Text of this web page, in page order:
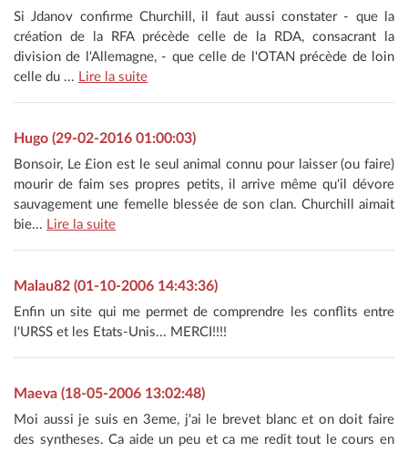
Si Jdanov confirme Churchill, il faut aussi constater - que la
création de la RFA précède celle de la RDA, consacrant la
division de l'Allemagne, - que celle de l'OTAN précède de loin
celle du ... Lire la suite
Hugo (29-02-2016 01:00:03)
Bonsoir, Le £ion est le seul animal connu pour laisser (ou faire)
mourir de faim ses propres petits, il arrive même qu'il dévore
sauvagement une femelle blessée de son clan. Churchill aimait
bie... Lire la suite
Malau82 (01-10-2006 14:43:36)
Enfin un site qui me permet de comprendre les conflits entre
l'URSS et les Etats-Unis... MERCI!!!!
Maeva (18-05-2006 13:02:48)
Moi aussi je suis en 3eme, j'ai le brevet blanc et on doit faire
des syntheses. Ca aide un peu et ca me redit tout le cours en